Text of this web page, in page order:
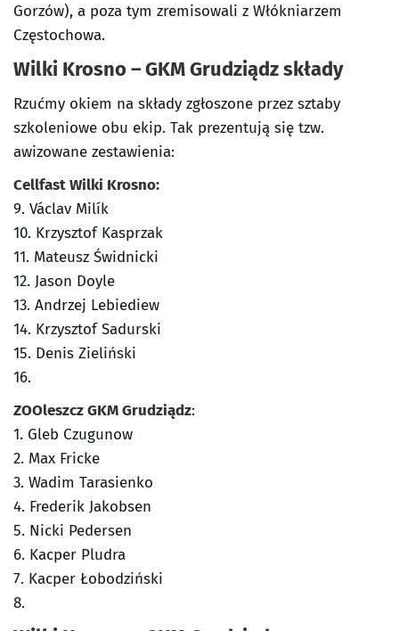
Gorzów), a poza tym zremisowali z Włókniarzem
Częstochowa.
Wilki Krosno – GKM Grudziądzskłady
Rzućmy okiem na składy zgłoszone przez sztaby
szkoleniowe obu ekip. Tak prezentują się tzw.
awizowane zestawienia:
Cellfast Wilki Krosno:
9. Václav Milík
10. Krzysztof Kasprzak
11. Mateusz Świdnicki
12. Jason Doyle
13. Andrzej Lebiediew
14. Krzysztof Sadurski
15. Denis Zieliński
16.
ZOOleszcz GKM Grudziądz:
1. Gleb Czugunow
2. Max Fricke
3. Wadim Tarasienko
4. Frederik Jakobsen
5. Nicki Pedersen
6. Kacper Pludra
7. Kacper Łobodziński
8.